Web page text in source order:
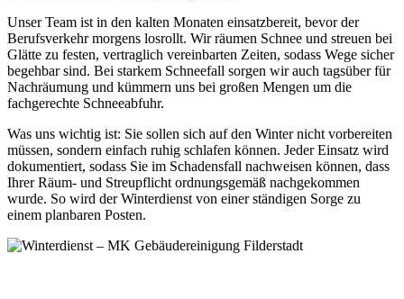
Unser Team ist in den kalten Monaten einsatzbereit, bevor der
Berufsverkehr morgens losrollt. Wir räumen Schnee und streuen bei
Glätte zu festen, vertraglich vereinbarten Zeiten, sodass Wege sicher
begehbar sind. Bei starkem Schneefall sorgen wir auch tagsüber für
Nachräumung und kümmern uns bei großen Mengen um die
fachgerechte Schneeabfuhr.
Was uns wichtig ist: Sie sollen sich auf den Winter nicht vorbereiten
müssen, sondern einfach ruhig schlafen können. Jeder Einsatz wird
dokumentiert, sodass Sie im Schadensfall nachweisen können, dass
Ihrer Räum- und Streupflicht ordnungsgemäß nachgekommen
wurde. So wird der Winterdienst von einer ständigen Sorge zu
einem planbaren Posten.